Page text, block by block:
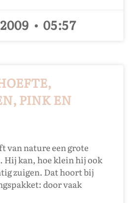
05:57
PINK EN
van nature een grote
Hij kan, hoe klein hij ook
zuigen. Dat hoort bij
door vaak